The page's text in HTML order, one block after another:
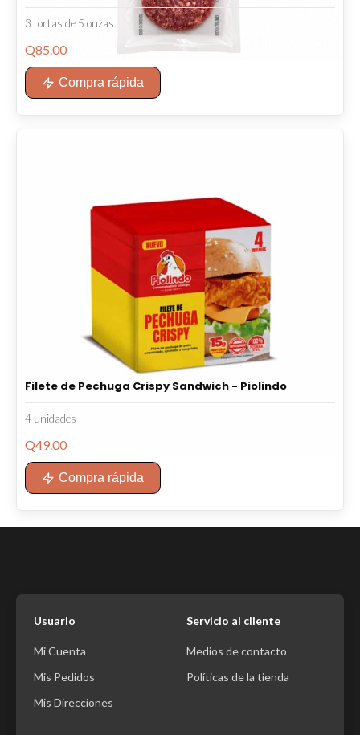
3 tortas de 5 onzas
Q85.00
Compra rápida
Filete de Pechuga Crispy Sandwich - Piolindo
4 unidades
Q49.00
Compra rápida
Usuario
Mi Cuenta
Mis Pedidos
Mis Direcciones
Servicio al cliente
Medios de contacto
Políticas de la tienda